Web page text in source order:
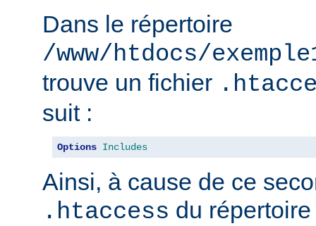
Dans le répertoire
/www/htdocs/
trouve un fichier
suit :
Options Includes
Ainsi, à cause de ce
.htaccess du répertoire